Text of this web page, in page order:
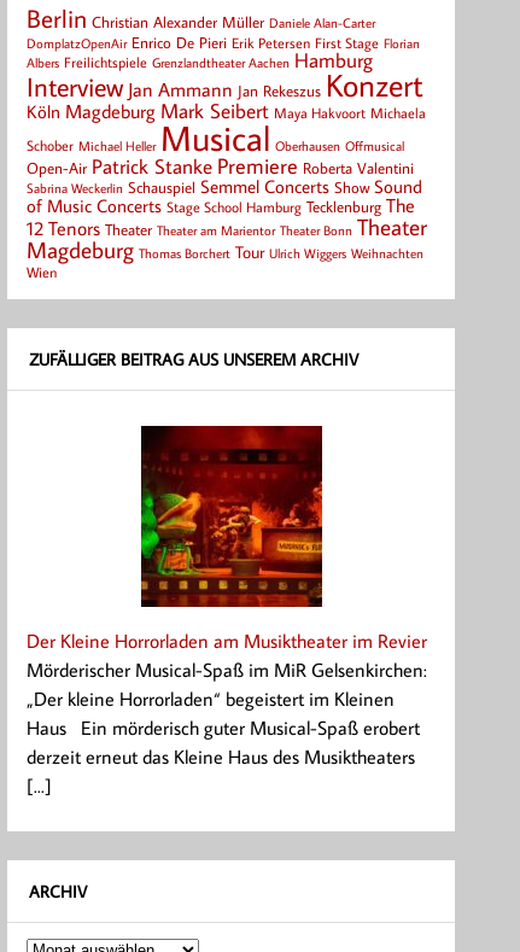
Berlin Christian Alexander Müller Daniele Alan-Carter
DomplatzOpenAir Enrico De Pieri Erik Petersen First Stage Florian
Albers Freilichtspiele Grenzlandtheater Aachen Hamburg
Interview Jan Ammann Jan Rekeszus Konzert
Köln Magdeburg Mark Seibert Maya Hakvoort Michaela
Schober Michael Heller Musical Oberhausen Offmusical
Open-Air Patrick Stanke Premiere Roberta Valentini
Sabrina Weckerlin Schauspiel Semmel Concerts Show Sound
of Music Concerts Stage School Hamburg Tecklenburg The
12 Tenors Theater Theater am Marientor Theater Bonn Theater
Magdeburg Thomas Borchert Tour Ulrich Wiggers Weihnachten
Wien
ZUFÄLLIGER BEITRAG AUS UNSEREM ARCHIV
Der Kleine Horrorladen am Musiktheater im Revier
Mörderischer Musical-Spaß im MiR Gelsenkirchen:
„Der kleine Horrorladen“ begeistert im Kleinen
Haus Ein mörderisch guter Musical-Spaß erobert
derzeit erneut das Kleine Haus des Musiktheaters
[...]
ARCHIV
Archiv